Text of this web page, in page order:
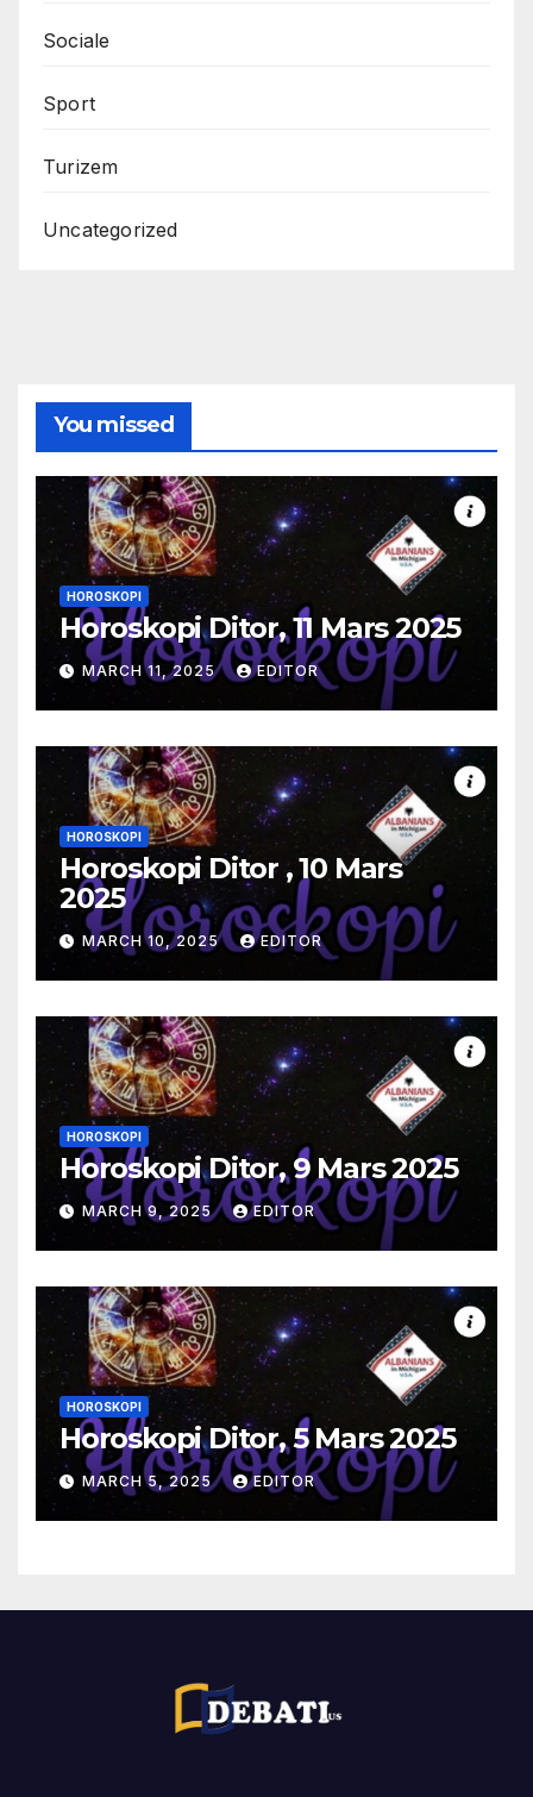
Sociale
Sport
Turizem
Uncategorized
You missed
HOROSKOPI
Horoskopi Ditor, 11 Mars 2025
MARCH 11, 2025 EDITOR
HOROSKOPI
Horoskopi Ditor , 10 Mars
2025
MARCH 10, 2025 EDITOR
HOROSKOPI
Horoskopi Ditor, 9 Mars 2025
MARCH 9, 2025 EDITOR
HOROSKOPI
Horoskopi Ditor, 5 Mars 2025
MARCH 5, 2025 EDITOR